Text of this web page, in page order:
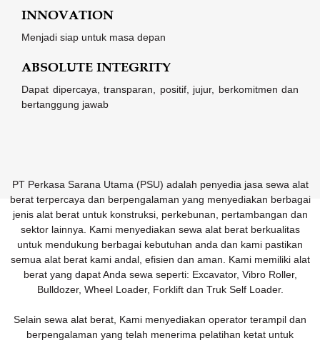
INNOVATION
Menjadi siap untuk masa depan
ABSOLUTE INTEGRITY
Dapat dipercaya, transparan, positif, jujur, berkomitmen dan
bertanggung jawab
PT Perkasa Sarana Utama (PSU) adalah penyedia jasa sewa alat
berat terpercaya dan berpengalaman yang menyediakan berbagai
jenis alat berat untuk konstruksi, perkebunan, pertambangan dan
sektor lainnya. Kami menyediakan sewa alat berat berkualitas
untuk mendukung berbagai kebutuhan anda dan kami pastikan
semua alat berat kami andal, efisien dan aman. Kami memiliki alat
berat yang dapat Anda sewa seperti: Excavator, Vibro Roller,
Bulldozer, Wheel Loader, Forklift dan Truk Self Loader.
Selain sewa alat berat, Kami menyediakan operator terampil dan
berpengalaman yang telah menerima pelatihan ketat untuk